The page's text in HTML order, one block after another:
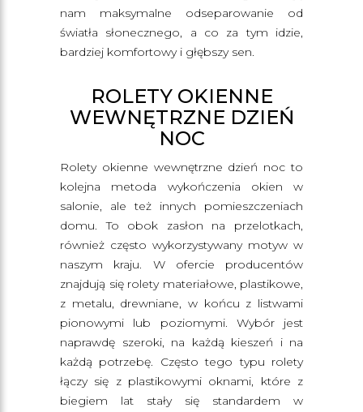
nam maksymalne odseparowanie od
światła słonecznego, a co za tym idzie,
bardziej komfortowy i głębszy sen.
ROLETY OKIENNE
WEWNĘTRZNE DZIEŃ
NOC
Rolety okienne wewnętrzne dzień noc to
kolejna metoda wykończenia okien w
salonie, ale też innych pomieszczeniach
domu. To obok zasłon na przelotkach,
również często wykorzystywany motyw w
naszym kraju. W ofercie producentów
znajdują się rolety materiałowe, plastikowe,
z metalu, drewniane, w końcu z listwami
pionowymi lub poziomymi. Wybór jest
naprawdę szeroki, na każdą kieszeń i na
każdą potrzebę. Często tego typu rolety
łączy się z plastikowymi oknami, które z
biegiem lat stały się standardem w